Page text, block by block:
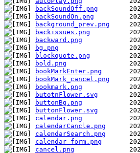
backSoundOff.png
backSoundOn.png
background_prev.png
backissues.png
backward.png
bg.png
blockquote.png
bold.png
bookMarkEnter.png
bookMark_cancel.png
bookmark.png
butotnFlower.svg
buttonBg.png
buttonFlower.svg
calendar.png
calendarCancle.png
calendarSearch.png
calendar_form.png
cancel.png